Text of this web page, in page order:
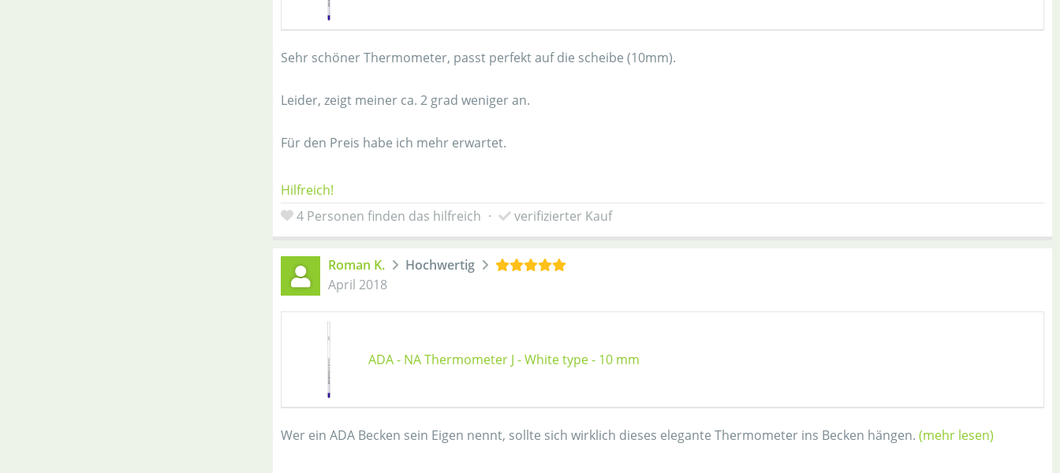
Sehr schöner Thermometer, passt perfekt auf die scheibe (10mm).
Leider, zeigt meiner ca. 2 grad weniger an.
Für den Preis habe ich mehr erwartet.
Hilfreich!
4 Personen finden das hilfreich · verifizierter Kauf
Roman K.
Hochwertig
April 2018
ADA - NA Thermometer J - White type - 10 mm
Wer ein ADA Becken sein Eigen nennt, sollte sich wirklich dieses elegante Thermometer ins Becken hängen. (mehr lesen)